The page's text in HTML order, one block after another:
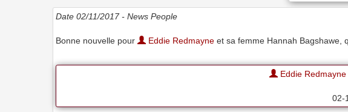
Date 02/11/2017 - News People
Bonne nouvelle pour Eddie Redmayne et sa femme Hannah Bagshawe,
Eddie Redmayne
02-